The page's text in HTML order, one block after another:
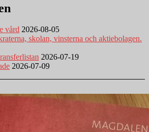
vård 2026-08-05
skolan, vinsterna och aktiebolagen.
2026-07-19
2026-07-09